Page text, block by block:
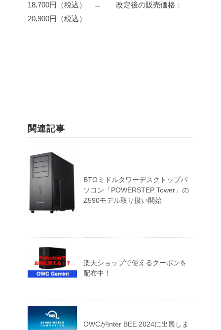
18,700円（税込） → 改定後の販売価格：
20,900円（税込）
関連記事
BTOミドルタワーデスクトップパ
ソコン「POWERSTEP Tower」の
Z590モデル取り扱い開始
楽天ショップで使えるクーポンを
配布中！
OWCがInter BEE 2024に出展しま